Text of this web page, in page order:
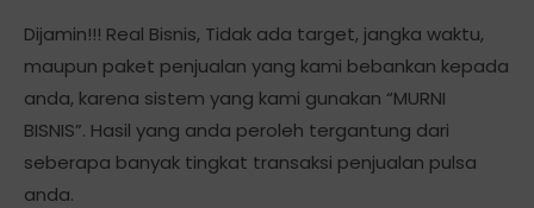
Dijamin!!! Real Bisnis, Tidak ada target, jangka waktu,
maupun paket penjualan yang kami bebankan kepada
anda, karena sistem yang kami gunakan “MURNI
BISNIS”. Hasil yang anda peroleh tergantung dari
seberapa banyak tingkat transaksi penjualan pulsa
anda.